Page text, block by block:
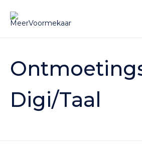
content
Digi/Taal